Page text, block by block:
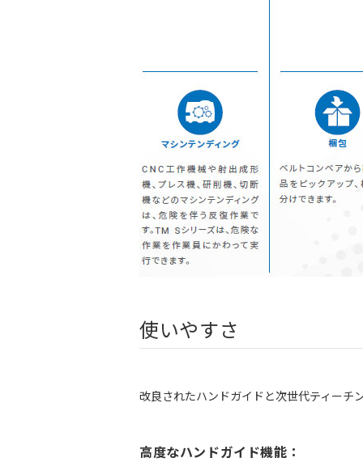
使いやすさ
改良されたハンドガイドと次世代ティーチ
高度なハンドガイド機能：